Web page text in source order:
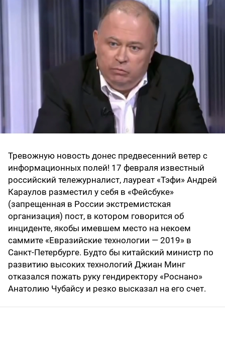
Тревожную новость донес предвесенний ветер с
информационных полей! 17 февраля известный
российский тележурналист, лауреат «Тэфи» Андрей
Караулов разместил у себя в «Фейсбуке»
(запрещенная в России экстремистская
организация) пост, в котором говорится об
инциденте, якобы имевшем место на некоем
саммите «Евразийские технологии — 2019» в
Санкт-Петербурге. Будто бы китайский министр по
развитию высоких технологий Джиан Минг
отказался пожать руку гендиректору «Роснано»
Анатолию Чубайсу и резко высказал на его счет.